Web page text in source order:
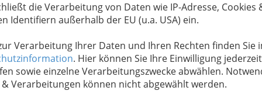
die Verarbeitung von Daten wie IP-Adresse, Cookies
Identifiern außerhalb der EU (u.a. USA) ein.
Verarbeitung Ihrer Daten und Ihren Rechten finden Sie
. Hier können Sie Ihre Einwilligung jederzeit
sowie einzelne Verarbeitungszwecke abwählen.
& Verarbeitungen können nicht abgewählt werden.